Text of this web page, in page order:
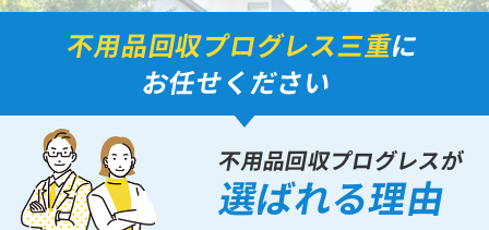
不用品回収プログレス三重に
お任せください
不用品回収プログレスが
選ばれる理由